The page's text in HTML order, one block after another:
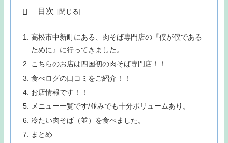
目次
高松市中新町にある、肉そば専門店の『僕が僕である
ために』に行ってきました。
こちらのお店は四国初の肉そば専門店！！
食べログの口コミをご紹介！！
お店情報です！！
メニュー一覧です/並みでも十分ボリュームあり。
冷たい肉そば（並）を食べました。
まとめ